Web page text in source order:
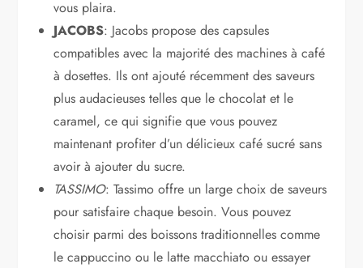
vous plaira.
JACOBS: Jacobs propose des capsules
compatibles avec la majorité des machines à café
à dosettes. Ils ont ajouté récemment des saveurs
plus audacieuses telles que le chocolat et le
caramel, ce qui signifie que vous pouvez
maintenant profiter d’un délicieux café sucré sans
avoir à ajouter du sucre.
TASSIMO: Tassimo offre un large choix de saveurs
pour satisfaire chaque besoin. Vous pouvez
choisir parmi des boissons traditionnelles comme
le cappuccino ou le latte macchiato ou essayer